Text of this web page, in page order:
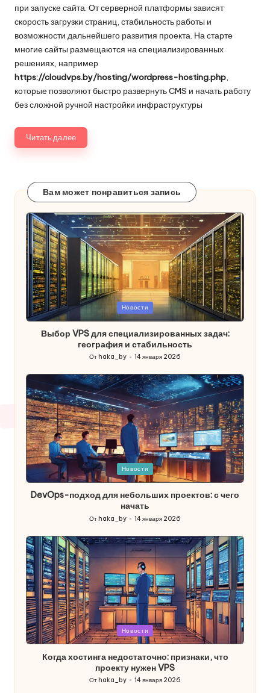
при запуске сайта. От серверной платформы зависят
скорость загрузки страниц, стабильность работы и
возможности дальнейшего развития проекта. На старте
многие сайты размещаются на специализированных
решениях, например
https://cloudvps.by/hosting/wordpress-hosting.php,
которые позволяют быстро развернуть CMS и начать работу
без сложной ручной настройки инфраструктуры
Читать далее
Вам может понравиться запись
Опубликовано
в
Новости
Выбор VPS для специализированных задач:
география и стабильность
Запись
от
От haka_by 14 января 2026
Опубликовано
в
Новости
DevOps-подход для небольших проектов: с чего
начать
Запись
От haka_by 14 января 2026
Опубликовано
в
Новости
Когда хостинга недостаточно: признаки, что
проекту нужен VPS
Запись
От haka_by 14 января 2026